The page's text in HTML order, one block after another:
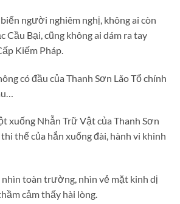
người nghiêm nghị, không ai còn
Cầu Bại, cũng không ai dám ra tay
Kiếm Pháp.
có đầu của Thanh Sơn Lão Tổ chính
xuống Nhẫn Trữ Vật của Thanh Sơn
thi thể của hắn xuống đài, hành vi khinh
nhìn toàn trường, nhìn vẻ mặt kinh dị
cảm thấy hài lòng.